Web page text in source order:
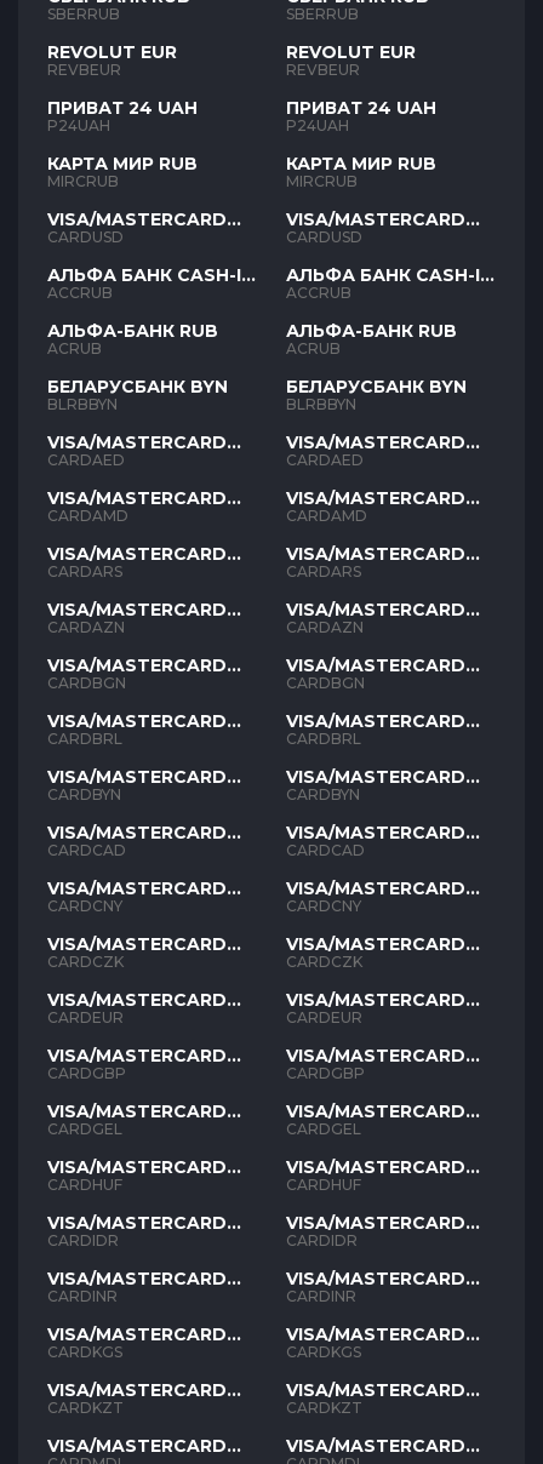
SBERRUB
REVOLUT EUR
REVBEUR
ПРИВАТ 24 UAH
P24UAH
КАРТА МИР RUB
MIRCRUB
VISA/MASTERCARD
USD
CARDUSD
АЛЬФА БАНК CASH-IN
RUB
ACCRUB
АЛЬФА-БАНК RUB
ACRUB
БЕЛАРУСБАНК BYN
BLRBBYN
VISA/MASTERCARD
AED
CARDAED
VISA/MASTERCARD
AMD
CARDAMD
VISA/MASTERCARD
ARS
CARDARS
VISA/MASTERCARD
AZN
CARDAZN
VISA/MASTERCARD
BGN
CARDBGN
VISA/MASTERCARD
BRL
CARDBRL
VISA/MASTERCARD
BYN
CARDBYN
VISA/MASTERCARD
CAD
CARDCAD
VISA/MASTERCARD
CNY
CARDCNY
VISA/MASTERCARD
CZK
CARDCZK
VISA/MASTERCARD
EUR
CARDEUR
VISA/MASTERCARD
GBP
CARDGBP
VISA/MASTERCARD
GEL
CARDGEL
VISA/MASTERCARD
HUF
CARDHUF
VISA/MASTERCARD
IDR
CARDIDR
VISA/MASTERCARD
INR
CARDINR
VISA/MASTERCARD
KGS
CARDKGS
VISA/MASTERCARD
KZT
CARDKZT
VISA/MASTERCARD
SBERRUB
REVOLUT EUR
REVBEUR
ПРИВАТ 24 UAH
P24UAH
КАРТА МИР RUB
MIRCRUB
VISA/MASTERCARD
USD
CARDUSD
АЛЬФА БАНК CASH-IN
RUB
ACCRUB
АЛЬФА-БАНК RUB
ACRUB
БЕЛАРУСБАНК BYN
BLRBBYN
VISA/MASTERCARD
AED
CARDAED
VISA/MASTERCARD
AMD
CARDAMD
VISA/MASTERCARD
ARS
CARDARS
VISA/MASTERCARD
AZN
CARDAZN
VISA/MASTERCARD
BGN
CARDBGN
VISA/MASTERCARD
BRL
CARDBRL
VISA/MASTERCARD
BYN
CARDBYN
VISA/MASTERCARD
CAD
CARDCAD
VISA/MASTERCARD
CNY
CARDCNY
VISA/MASTERCARD
CZK
CARDCZK
VISA/MASTERCARD
EUR
CARDEUR
VISA/MASTERCARD
GBP
CARDGBP
VISA/MASTERCARD
GEL
CARDGEL
VISA/MASTERCARD
HUF
CARDHUF
VISA/MASTERCARD
IDR
CARDIDR
VISA/MASTERCARD
INR
CARDINR
VISA/MASTERCARD
KGS
CARDKGS
VISA/MASTERCARD
KZT
CARDKZT
VISA/MASTERCARD